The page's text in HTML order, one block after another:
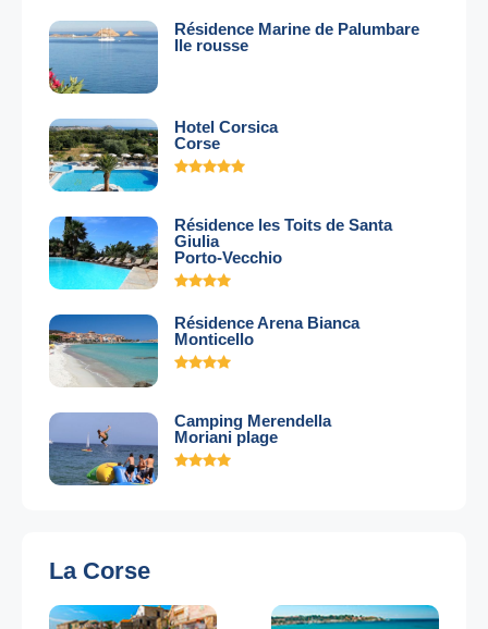
Résidence Marine de Palumbare
Ile rousse
Hotel Corsica
Corse
Résidence les Toits de Santa
Giulia
Porto-Vecchio
Résidence Arena Bianca
Monticello
Camping Merendella
Moriani plage
La Corse